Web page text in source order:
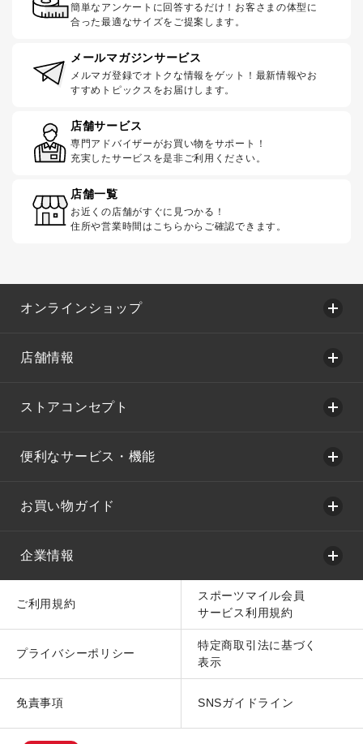
簡単なアンケートに回答するだけ！お客さまの体型に
合った最適なサイズをご提案します。
メールマガジンサービス
メルマガ登録でオトクな情報をゲット！最新情報やお
すすめトピックスをお届けします。
店舗サービス
専門アドバイザーがお買い物をサポート！
充実したサービスを是非ご利用ください。
店舗一覧
お近くの店舗がすぐに見つかる！
住所や営業時間はこちらからご確認できます。
オンラインショップ
店舗情報
ストアコンセプト
便利なサービス・機能
お買い物ガイド
企業情報
ご利用規約
スポーツマイル会員
サービス利用規約
プライバシーポリシー
特定商取引法に基づく
表示
免責事項 SNSガイドライン